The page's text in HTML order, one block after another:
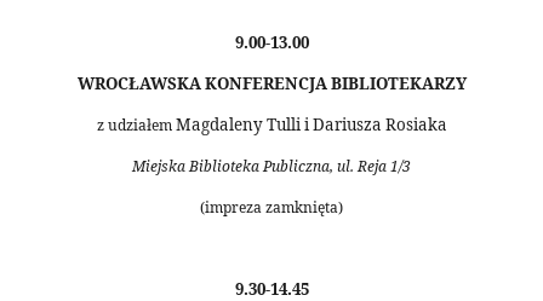
9.00-13.00
WROCŁAWSKA KONFERENCJA BIBLIOTEKARZY
z udziałemMagdaleny Tulli i Dariusza Rosiaka
Miejska Biblioteka Publiczna, ul. Reja 1/3
(impreza zamknięta)
9.30-14.45